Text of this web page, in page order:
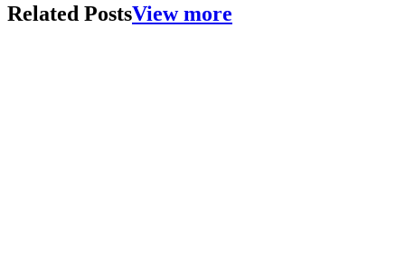
Related PostsView more